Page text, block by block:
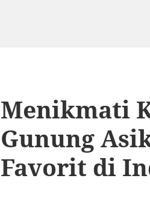
Menikmati
Gunung
Favorit di